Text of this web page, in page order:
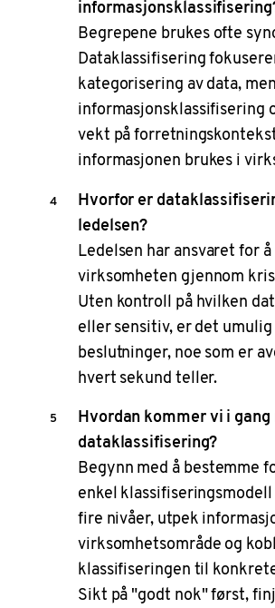
Begrepene brukes ofte
Dataklassifisering
kategorisering av data,
informasjonsklassifisering
vekt på
informasjonen brukes i
Hvorfor er
ledelsen?
Ledelsen har ansvaret for
virksomheten gjennom
Uten kontroll på hvilken
eller sensitiv, er det
beslutninger, noe som er
hvert sekund teller.
Hvordan kommer vi i gang
dataklassifisering?
Begynn med å bestemme
enkel
fire nivåer, utpek
virksomhetsområde og
klassifiseringen til
Sikt på "godt nok" først,